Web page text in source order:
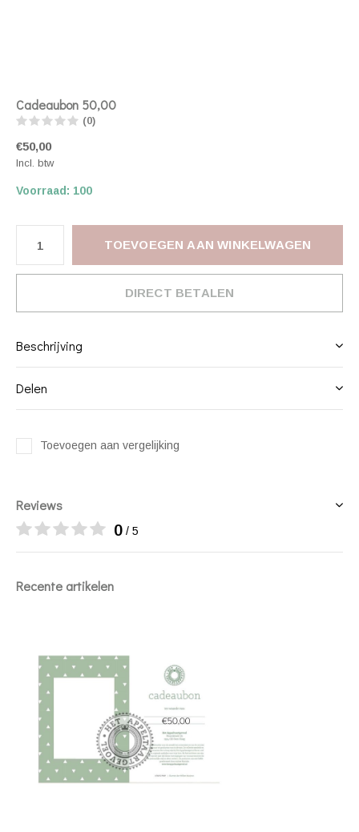
Cadeaubon 50,00
(0)
€50,00
Incl. btw
Voorraad: 100
TOEVOEGEN AAN WINKELWAGEN
DIRECT BETALEN
Beschrijving
Delen
Toevoegen aan vergelijking
Reviews
0 / 5
Recente artikelen